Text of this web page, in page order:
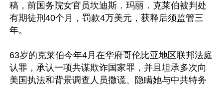
稿，前国务院女官员坎迪斯．玛丽．克莱伯被判处
有期徒刑40个月，罚款4万美元，获释后须监管三
年。
63岁的克莱伯今年4月在华府哥伦比亚地区联邦法庭
认罪，承认一项共谋欺诈国家罪，并且坦承多次向
美国执法和背景调查人员撒谎、隐瞒她与中共特务